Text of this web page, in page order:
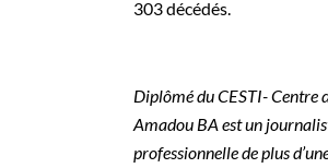
303 décédés.
Diplômé du CESTI- Centre
Amadou BA est un
professionnelle de plus